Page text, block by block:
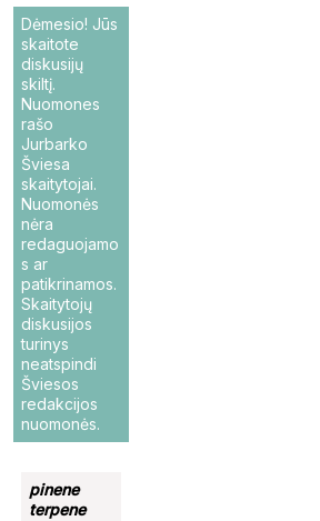
Dėmesio! Jūs
skaitote
diskusijų
skiltį.
Nuomones
rašo
Jurbarko
Šviesa
skaitytojai.
Nuomonės
nėra
redaguojamo
s ar
patikrinamos.
Skaitytojų
diskusijos
turinys
neatspindi
Šviesos
redakcijos
nuomonės.
pinene
terpene